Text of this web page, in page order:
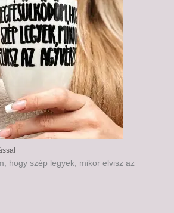
hogy szép legyek, mikor elvisz az